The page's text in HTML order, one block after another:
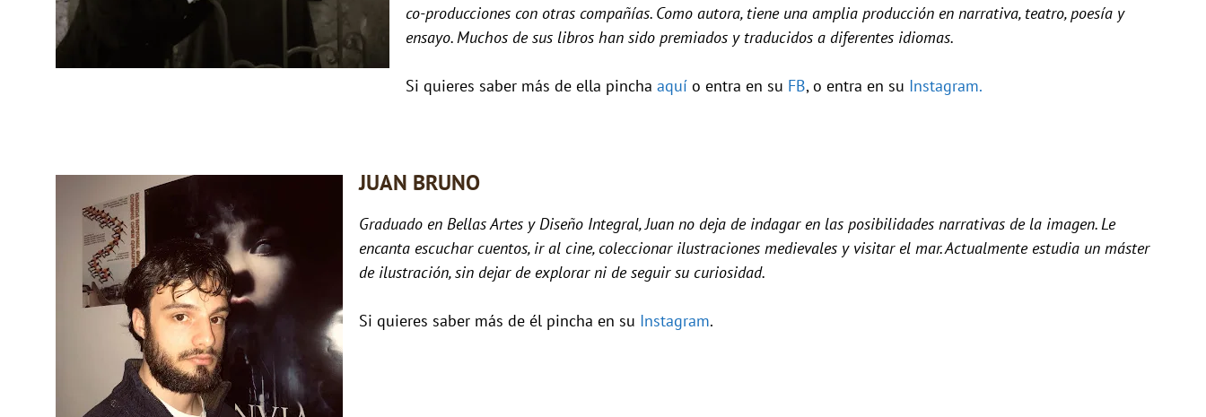
co-producciones con otras compañías. Como autora, tiene una amplia producción en narrativa, teatro, poesía y
ensayo. Muchos de sus libros han sido premiados y traducidos a diferentes idiomas.
Si quieres saber más de ella pincha aquí o entra en su FB, o entra en su Instagram.
JUAN BRUNO
Graduado en Bellas Artes y Diseño Integral, Juan no deja de indagar en las posibilidades narrativas de la imagen. Le
encanta escuchar cuentos, ir al cine, coleccionar ilustraciones medievales y visitar el mar. Actualmente estudia un máster
de ilustración, sin dejar de explorar ni de seguir su curiosidad.
Si quieres saber más de él pincha en su Instagram.